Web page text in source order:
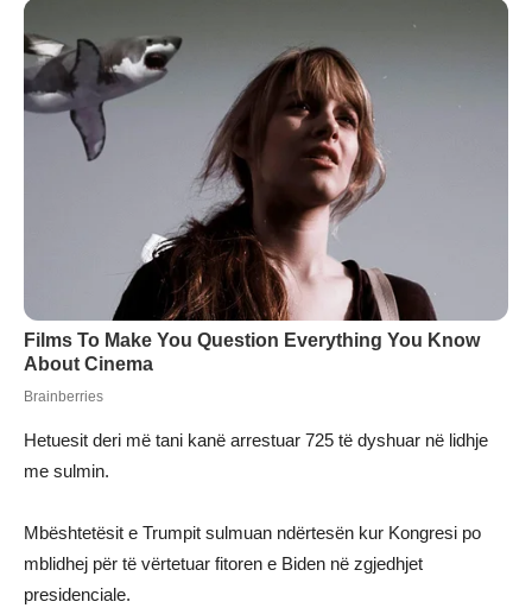
Hetuesit deri më tani kanë arrestuar 725 të dyshuar në lidhje
me sulmin.
Mbështetësit e Trumpit sulmuan ndërtesën kur Kongresi po
mblidhej për të vërtetuar fitoren e Biden në zgjedhjet
presidenciale.